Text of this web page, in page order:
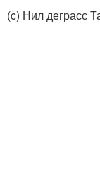
(c) Нил деграсс